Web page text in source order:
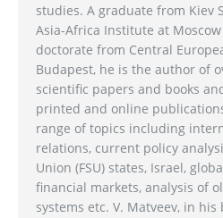
studies. A graduate from Kiev
Asia-Africa Institute at
doctorate from Central
Budapest, he is the author of
scientific papers and books
printed and online
range of topics including
relations, current policy
Union (FSU) states, Israel,
financial markets, analysis of
systems etc. V. Matveev, in